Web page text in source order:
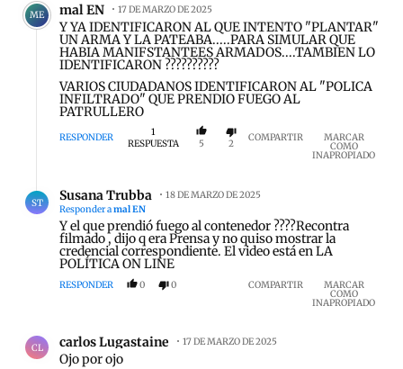
ME mal EN 17 DE MARZO DE 2025
Y YA IDENTIFICARON AL QUE INTENTO "PLANTAR"
UN ARMA Y LA PATEABA.....PARA SIMULAR QUE
HABIA MANIFSTANTEES ARMADOS....TAMBIEN LO
IDENTIFICARON ??????????
VARIOS CIUDADANOS IDENTIFICARON AL "POLICA
INFILTRADO" QUE PRENDIO FUEGO AL
PATRULLERO
RESPONDER
1
RESPUESTA
5 2 COMPARTIR MARCAR
COMO
INAPROPIADO
ST Susana Trubba
18 DE MARZO DE 2025
Responder amal EN
Y el que prendió fuego al contenedor ????Recontra
filmado , dijo q era Prensa y no quiso mostrar la
credencial correspondiente. El video está en LA
POLÍTICA ON LINE
RESPONDER 0 0 COMPARTIR MARCAR
COMO
INAPROPIADO
CL carlos Lugastaine 17 DE MARZO DE 2025
Ojo por ojo